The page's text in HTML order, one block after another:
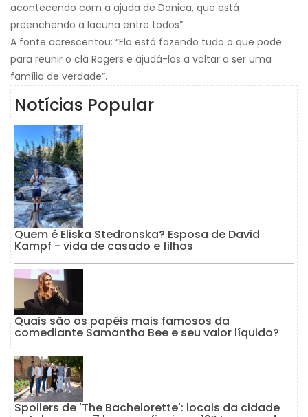
acontecendo com a ajuda de Danica, que está
preenchendo a lacuna entre todos”.
A fonte acrescentou: “Ela está fazendo tudo o que pode
para reunir o clã Rogers e ajudá-los a voltar a ser uma
família de verdade”.
Notícias Popular
Quem é Eliska Stedronska? Esposa de David
Kampf - vida de casado e filhos
Quais são os papéis mais famosos da
comediante Samantha Bee e seu valor líquido?
Spoilers de 'The Bachelorette': locais da cidade